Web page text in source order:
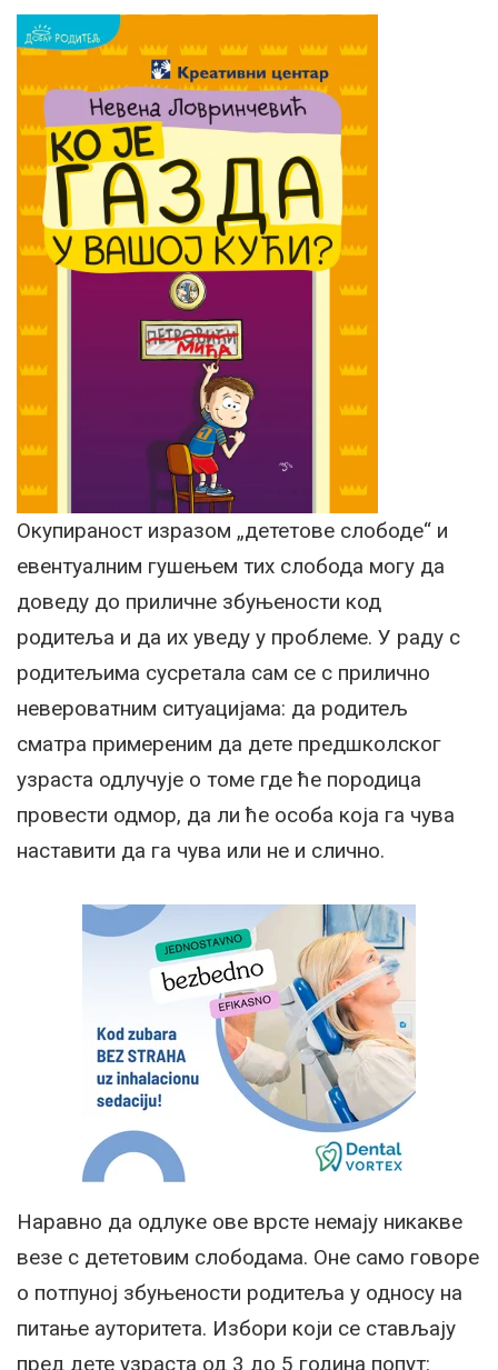
Окупираност изразом „дететове слободе“ и
евентуалним гушењем тих слобода могу да
доведу до приличне збуњености код
родитеља и да их уведу у проблеме. У раду с
родитељима сусретала сам се с прилично
невероватним ситуацијама: да родитељ
сматра примереним да дете предшколског
узраста одлучује о томе где ће породица
провести одмор, да ли ће особа која га чува
наставити да га чува или не и слично.
Наравно да одлуке ове врсте немају никакве
везе с дететовим слободама. Оне само говоре
о потпуној збуњености родитеља у односу на
питање ауторитета. Избори који се стављају
пред дете узраста од 3 до 5 година попут: